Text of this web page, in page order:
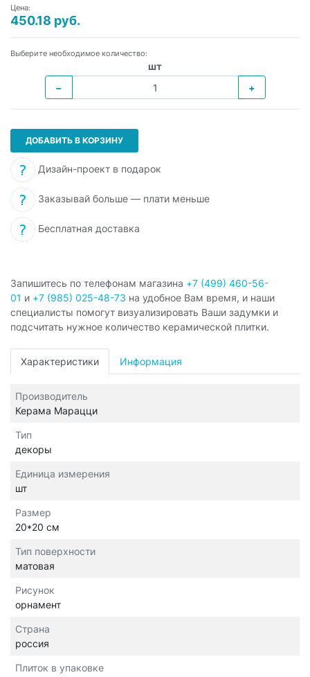
Цена:
450.18 руб.
Выберите необходимое количество:
шт
−
+
ДОБАВИТЬ В КОРЗИНУ
Дизайн-проект в подарок
Заказывай больше — плати меньше
Бесплатная доставка
Запишитесь по телефонам магазина +7 (499) 460-56-
01 и +7 (985) 025-48-73 на удобное Вам время, и наши
специалисты помогут визуализировать Ваши задумки и
подсчитать нужное количество керамической плитки.
Характеристики Информация
Производитель
Керама Марацци
Тип
декоры
Единица измерения
шт
Размер
20*20 см
Тип поверхности
матовая
Рисунок
орнамент
Страна
россия
Плиток в упаковке